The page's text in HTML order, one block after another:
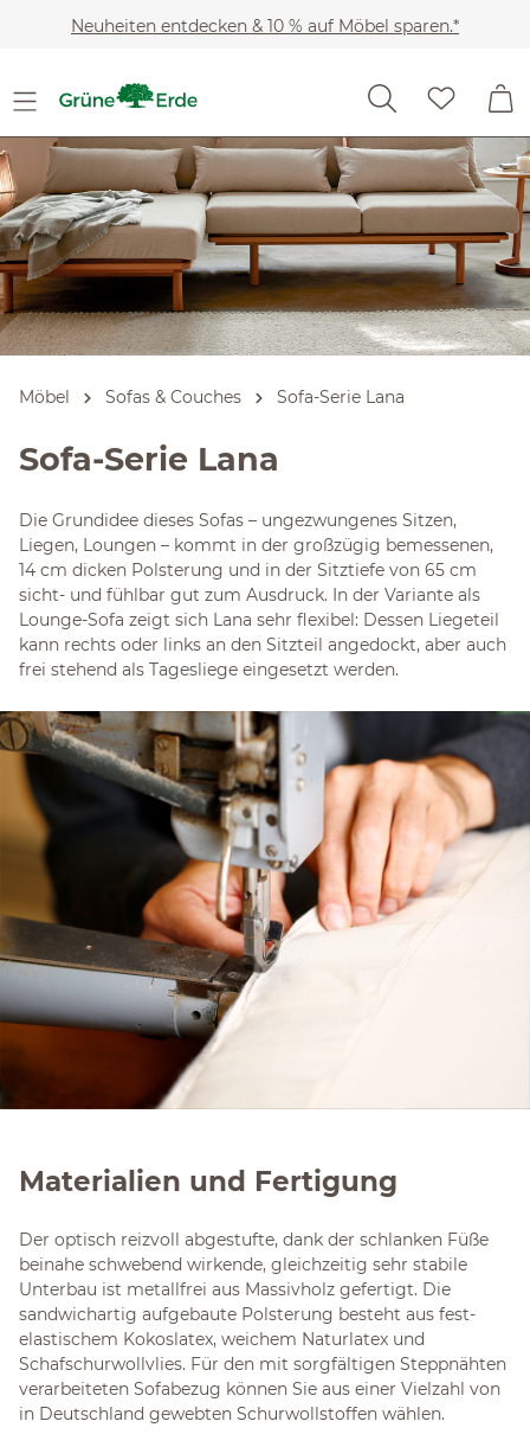
Zum Hauptinhalt springen
Neuheiten entdecken & 10 % auf Möbel sparen.*
Möbel Sofas & Couches Sofa-Serie Lana
Sofa-Serie Lana
Die Grundidee dieses Sofas – ungezwungenes Sitzen,
Liegen, Loungen – kommt in der großzügig bemessenen,
14 cm dicken Polsterung und in der Sitztiefe von 65 cm
sicht- und fühlbar gut zum Ausdruck. In der Variante als
Lounge-Sofa zeigt sich Lana sehr flexibel: Dessen Liegeteil
kann rechts oder links an den Sitzteil angedockt, aber auch
frei stehend als Tagesliege eingesetzt werden.
Materialien und Fertigung
Der optisch reizvoll abgestufte, dank der schlanken Füße
beinahe schwebend wirkende, gleichzeitig sehr stabile
Unterbau ist metallfrei aus Massivholz gefertigt. Die
sandwichartig aufgebaute Polsterung besteht aus fest-
elastischem Kokoslatex, weichem Naturlatex und
Schafschurwollvlies. Für den mit sorgfältigen Steppnähten
verarbeiteten Sofabezug können Sie aus einer Vielzahl von
in Deutschland gewebten Schurwollstoffen wählen.